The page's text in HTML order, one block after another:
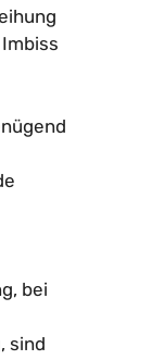
bei
sind